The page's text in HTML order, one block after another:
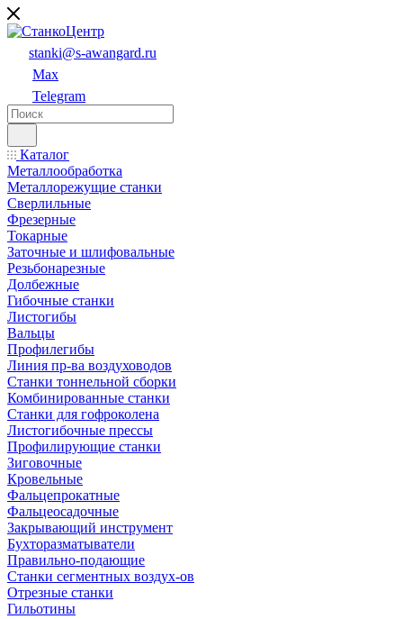
stanki@s-awangard.ru
Max
Telegram
Каталог
Металлообработка
Металлорежущие станки
Сверлильные
Фрезерные
Токарные
Заточные и шлифовальные
Резьбонарезные
Долбежные
Гибочные станки
Листогибы
Вальцы
Профилегибы
Линия пр-ва воздуховодов
Станки тоннельной сборки
Комбинированные станки
Станки для гофроколена
Листогибочные прессы
Профилирующие станки
Зиговочные
Кровельные
Фальцепрокатные
Фальцеосадочные
Закрывающий инструмент
Бухторазматыватели
Правильно-подающие
Станки сегментных воздух-ов
Отрезные станки
Гильотины